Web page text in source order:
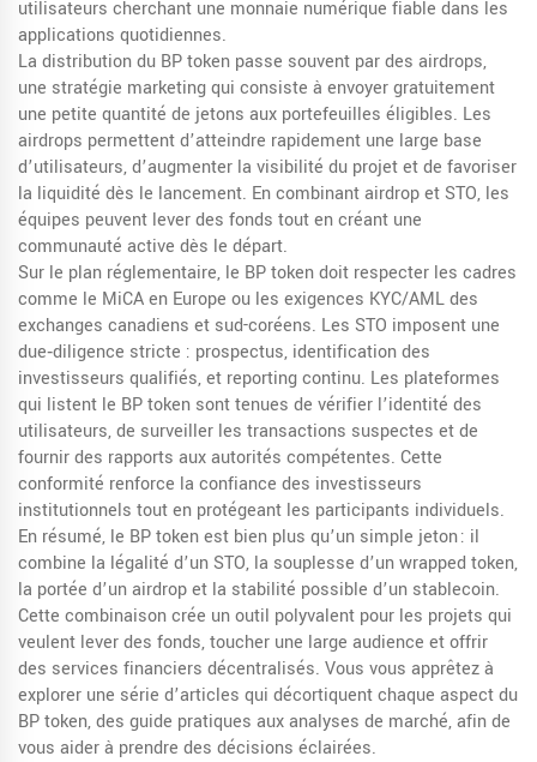
utilisateurs cherchant une monnaie numérique fiable dans les
applications quotidiennes.
La distribution du BP token passe souvent par des airdrops,
une stratégie marketing qui consiste à envoyer gratuitement
une petite quantité de jetons aux portefeuilles éligibles. Les
airdrops permettent d’atteindre rapidement une large base
d’utilisateurs, d’augmenter la visibilité du projet et de favoriser
la liquidité dès le lancement. En combinant airdrop et STO, les
équipes peuvent lever des fonds tout en créant une
communauté active dès le départ.
Sur le plan réglementaire, le BP token doit respecter les cadres
comme le MiCA en Europe ou les exigences KYC/AML des
exchanges canadiens et sud-coréens. Les STO imposent une
due‑diligence stricte : prospectus, identification des
investisseurs qualifiés, et reporting continu. Les plateformes
qui listent le BP token sont tenues de vérifier l’identité des
utilisateurs, de surveiller les transactions suspectes et de
fournir des rapports aux autorités compétentes. Cette
conformité renforce la confiance des investisseurs
institutionnels tout en protégeant les participants individuels.
En résumé, le BP token est bien plus qu’un simple jeton : il
combine la légalité d’un STO, la souplesse d’un wrapped token,
la portée d’un airdrop et la stabilité possible d’un stablecoin.
Cette combinaison crée un outil polyvalent pour les projets qui
veulent lever des fonds, toucher une large audience et offrir
des services financiers décentralisés. Vous vous apprêtez à
explorer une série d’articles qui décortiquent chaque aspect du
BP token, des guide pratiques aux analyses de marché, afin de
vous aider à prendre des décisions éclairées.